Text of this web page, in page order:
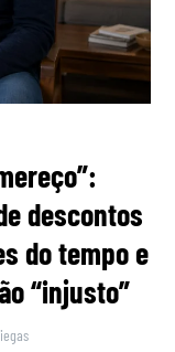
descontos
do tempo e
“injusto”